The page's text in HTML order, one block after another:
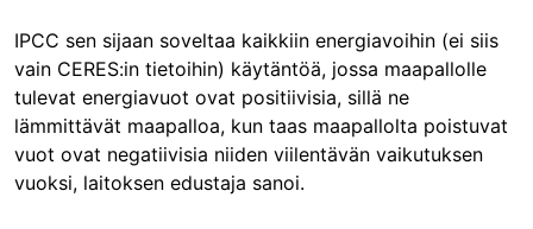
IPCC sen sijaan soveltaa kaikkiin energiavoihin (ei siis
vain CERES:in tietoihin) käytäntöä, jossa maapallolle
tulevat energiavuot ovat positiivisia, sillä ne
lämmittävät maapalloa, kun taas maapallolta poistuvat
vuot ovat negatiivisia niiden viilentävän vaikutuksen
vuoksi, laitoksen edustaja sanoi.